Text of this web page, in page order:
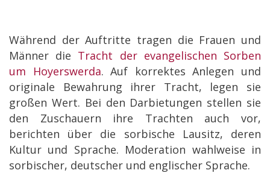
Während der Auftritte tragen die Frauen und
Männer die Tracht der evangelischen Sorben
um Hoyerswerda. Auf korrektes Anlegen und
originale Bewahrung ihrer Tracht, legen sie
großen Wert. Bei den Darbietungen stellen sie
den Zuschauern ihre Trachten auch vor,
berichten über die sorbische Lausitz, deren
Kultur und Sprache. Moderation wahlweise in
sorbischer, deutscher und englischer Sprache.